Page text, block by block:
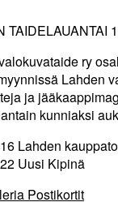
TAIDELAUANTAI
ry
Lahden
ja
kunniaksi
Lahden
Uusi Kipinä
Postikortit